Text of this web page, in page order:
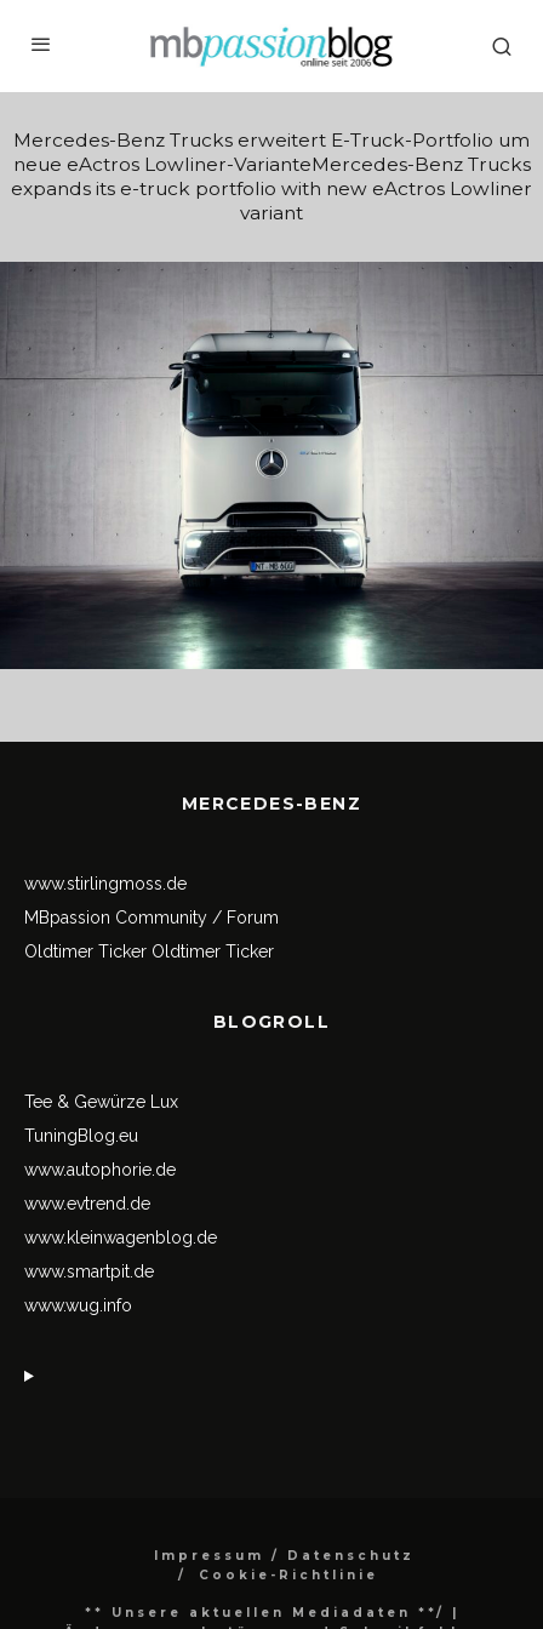
Mercedes-Benz Trucks erweitert E-Truck-Portfolio um
neue eActros Lowliner-VarianteMercedes-Benz Trucks
expands its e-truck portfolio with new eActros Lowliner
variant
MERCEDES-BENZ
www.stirlingmoss.de
MBpassion Community / Forum
Oldtimer Ticker Oldtimer Ticker
BLOGROLL
Tee & Gewürze Lux
TuningBlog.eu
www.autophorie.de
www.evtrend.de
www.kleinwagenblog.de
www.smartpit.de
www.wug.info
Impressum / Datenschutz
Cookie-Richtlinie
** Unsere aktuellen Mediadaten **/
|